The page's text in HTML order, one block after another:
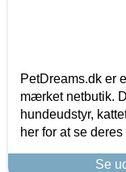
PetDreams.dk er
mærket netbutik.
hundeudstyr,
her for at se
Se